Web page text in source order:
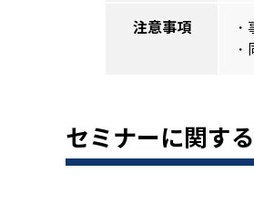
注意事項
セミナーに関す